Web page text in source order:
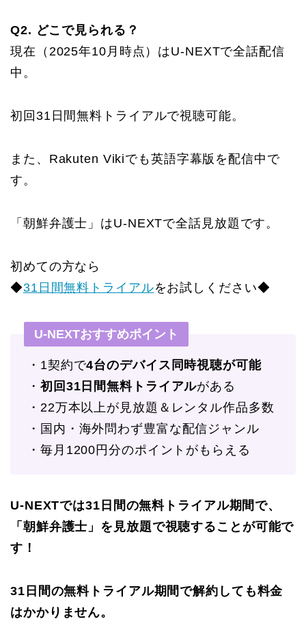
Q2. どこで見られる？
現在（2025年10月時点）はU-NEXTで全話配信
中。
初回31日間無料トライアルで視聴可能。
また、Rakuten Vikiでも英語字幕版を配信中で
す。
「朝鮮弁護士」はU-NEXTで全話見放題です。
初めての方なら
◆31日間無料トライアルをお試しください◆
U-NEXTおすすめポイント
・1契約で4台のデバイス同時視聴が可能
・ 初回31日間無料トライアルがある
・22万本以上が見放題＆レンタル作品多数
・国内・海外問わず豊富な配信ジャンル
・毎月1200円分のポイントがもらえる
U-NEXTでは31日間の無料トライアル期間で、
「朝鮮弁護士」を見放題で視聴することが可能で
す！
31日間の無料トライアル期間で解約しても料金
はかかりません。